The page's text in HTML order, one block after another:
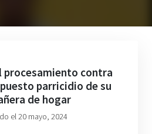
procesamiento contra
parricidio de su
de hogar
el 20 mayo, 2024